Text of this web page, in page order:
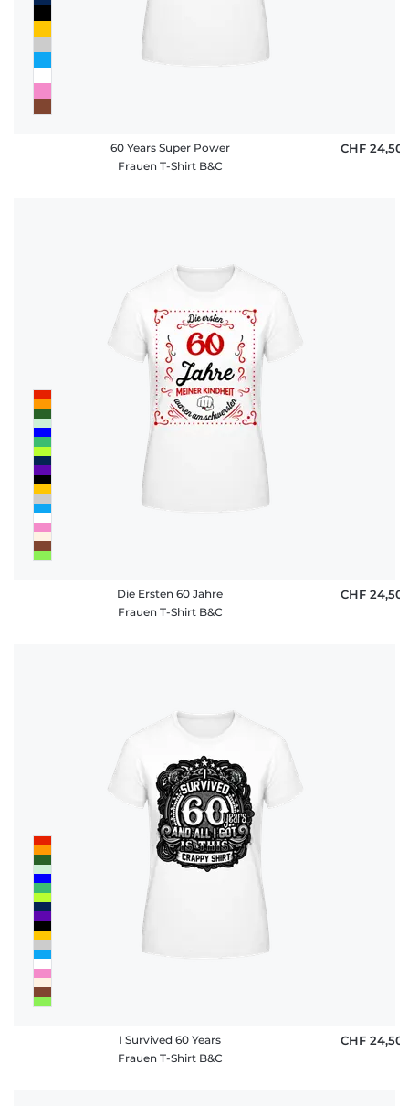
60 Years Super Power
Frauen T-Shirt B&C
CHF 24,50
Die Ersten 60 Jahre
Frauen T-Shirt B&C
CHF 24,50
I Survived 60 Years
Frauen T-Shirt B&C
CHF 24,50